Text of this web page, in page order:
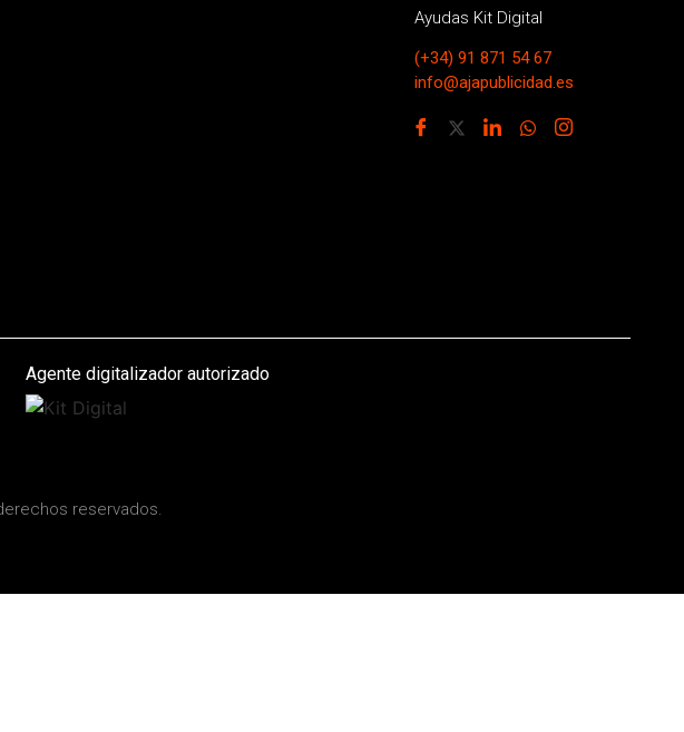
Ayudas Kit Digital
(+34) 91 871 54 67
info@ajapublicidad.es
Agente digitalizador autorizado
reservados.